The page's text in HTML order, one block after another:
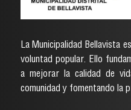
La Municipalidad Bellavista
voluntad popular. Ello
a mejorar la calidad de
comunidad y fomentando la